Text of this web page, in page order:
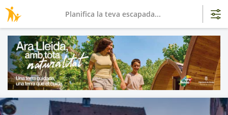
Planifica la teva escapada...